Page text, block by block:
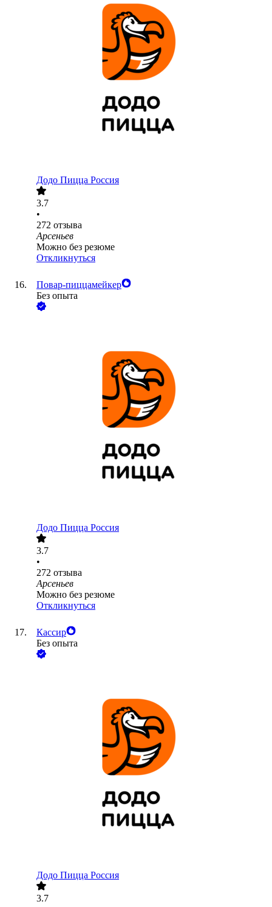
Додо Пицца Россия
3.7
•
272 отзыва
Арсеньев
Можно без резюме
Откликнуться
Повар-пиццамейкер
Без опыта
Додо Пицца Россия
3.7
•
272 отзыва
Арсеньев
Можно без резюме
Откликнуться
Кассир
Без опыта
Додо Пицца Россия
3.7